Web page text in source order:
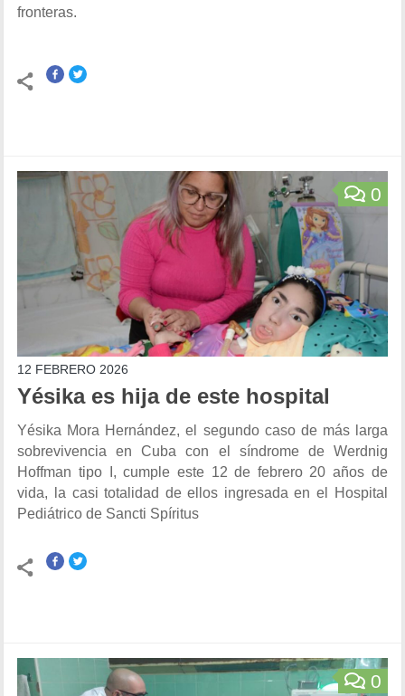
fronteras.
0
12 FEBRERO 2026
Yésika es hija de este hospital
Yésika Mora Hernández, el segundo caso de más larga
sobrevivencia en Cuba con el síndrome de Werdnig
Hoffman tipo I, cumple este 12 de febrero 20 años de
vida, la casi totalidad de ellos ingresada en el Hospital
Pediátrico de Sancti Spíritus
0